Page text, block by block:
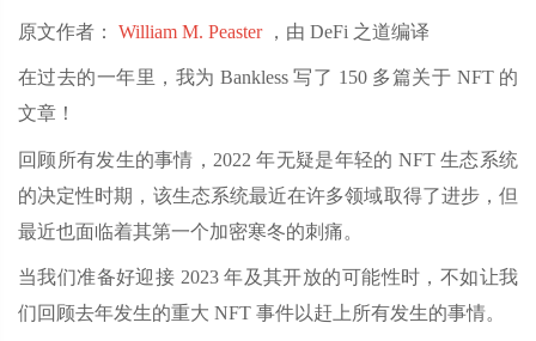
原文作者： William M. Peaster ，由 DeFi 之道编译
在过去的一年里，我为 Bankless 写了 150 多篇关于 NFT 的
文章！
回顾所有发生的事情，2022 年无疑是年轻的 NFT 生态系统
的决定性时期，该生态系统最近在许多领域取得了进步，但
最近也面临着其第一个加密寒冬的刺痛。
当我们准备好迎接 2023 年及其开放的可能性时，不如让我
们回顾去年发生的重大 NFT 事件以赶上所有发生的事情。